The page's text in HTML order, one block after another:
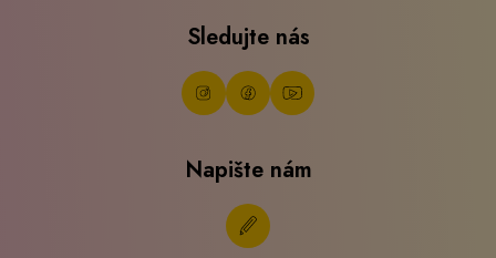
Sledujte nás
Napište nám